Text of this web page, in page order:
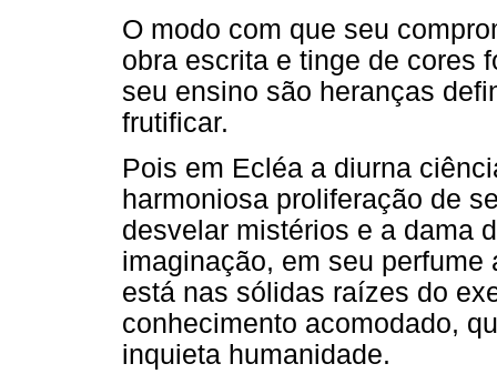
O modo com que seu
obra escrita e tinge de cores
seu ensino são heranças
frutificar.
Pois em Ecléa a diurna
harmoniosa proliferação de
desvelar mistérios e a dama
imaginação, em seu
está nas sólidas raízes do
conhecimento acomodado,
inquieta humanidade.